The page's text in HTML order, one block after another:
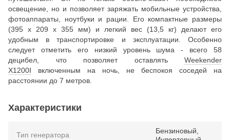
освещение, но и позволяет заряжать мобильные устройства,
фотоаппараты, ноутбуки и рации. Его компактные размеры
(395 х 209 х 355 мм) и легкий вес (13,5 кг) делают его
удобным в транспортировке и эксплуатации. Особенно
следует отметить его низкий уровень шума - всего 58
децибел, что позволяет оставлять Weekender
X1200I
включенным на ночь, не беспокоя соседей на
расстоянии до 7 метров.
Характеристики
Тип генератора
Бензиновый,